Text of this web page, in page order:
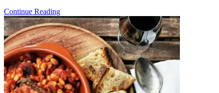
Continue Reading